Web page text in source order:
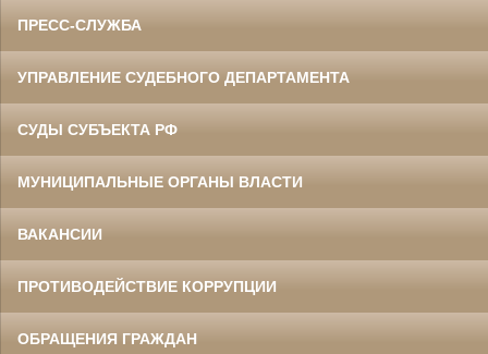
ПРЕСС-СЛУЖБА
УПРАВЛЕНИЕ СУДЕБНОГО ДЕПАРТАМЕНТА
СУДЫ СУБЪЕКТА РФ
МУНИЦИПАЛЬНЫЕ ОРГАНЫ ВЛАСТИ
ВАКАНСИИ
ПРОТИВОДЕЙСТВИЕ КОРРУПЦИИ
ОБРАЩЕНИЯ ГРАЖДАН